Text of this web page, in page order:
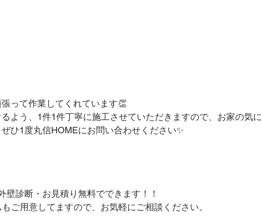
って作業してくれています👏
よう、1件1件丁寧に施工させていただきますので、お家の気に
ひ1度丸信HOMEにお問い合わせください✨
壁診断・お見積り無料でできます！！
ご用意してますので、お気軽にご相談ください。